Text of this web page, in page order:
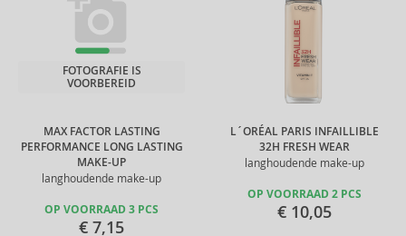
MAX FACTOR LASTING
PERFORMANCE LONG LASTING
MAKE-UP
langhoudende make-up
FOTOGRAFIE IS
VOORBEREID
OP VOORRAAD 3 PCS
€ 7,15
L´ORÉAL PARIS INFAILLIBLE
32H FRESH WEAR
langhoudende make-up
OP VOORRAAD 2 PCS
€ 10,05